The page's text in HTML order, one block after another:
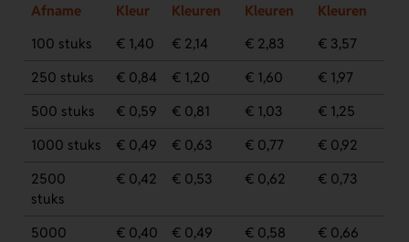
Afname Kleur Kleuren Kleuren
Kleuren
100 stuks
€ 1,40 € 2,14 € 2,83
€ 3,57
250 stuks
€ 0,84 € 1,20 € 1,60
€ 1,97
500 stuks
€ 0,59 € 0,81 € 1,03
€ 1,25
1000 stuks
€ 0,49 € 0,63 € 0,77
€ 0,92
2500
stuks
€ 0,42 € 0,53 € 0,62 € 0,73
5000
€ 0,40 € 0,49 € 0,58 € 0,66